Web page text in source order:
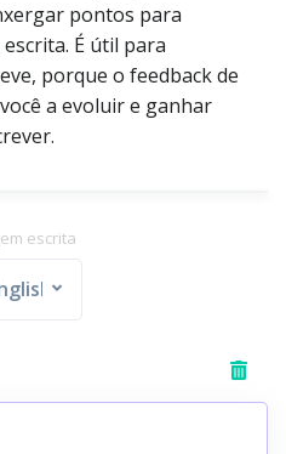
pontos para
É útil para
porque o feedback de
a evoluir e ganhar
escrita